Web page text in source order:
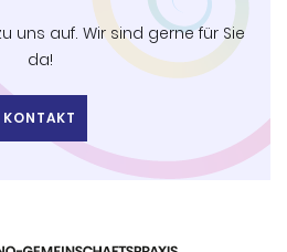
uns auf. Wir sind gerne für Sie
da!
KONTAKT